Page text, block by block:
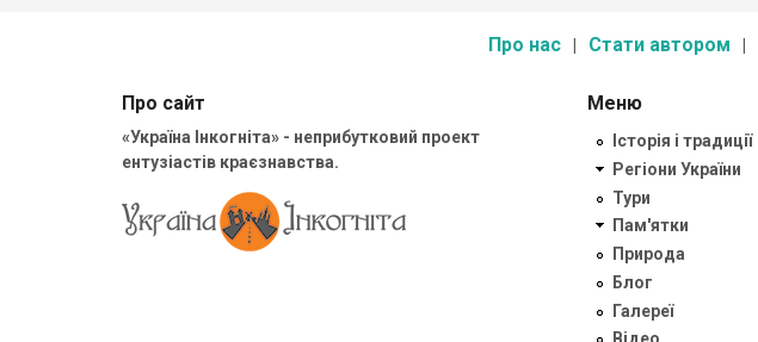
Про нас Стати автором
Про сайт
«Україна Інкогніта» - неприбутковий проект
ентузіастів краєзнавства.
Меню
Історія і традиції
Регіони України
Тури
Пам'ятки
Природа
Блог
Галереї